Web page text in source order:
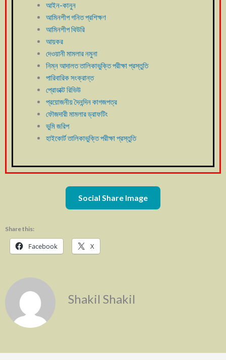
আইন-কানুন
আমিনশীপ গনিত প্রশিক্ষণ
আমিনশীপ থিউরি
আয়কর
দেওয়ানী মামলার নমুনা
নিম্ন আদালত তালিকাভুক্তি পরীক্ষা প্রস্তুতি
পারিবারিক সংক্রান্ত
প্রোডাক্ট রিভিউ
প্রয়োজনীয় দৈনন্দিন কাগজপত্র
ফৌজদারী মামলার ড্রাফটিং
ভুমি জরিপ
হাইকোর্ট তালিকাভুক্তি পরীক্ষা প্রস্তুতি
Social Share Image
Share this:
Facebook X
Shakil Shakil